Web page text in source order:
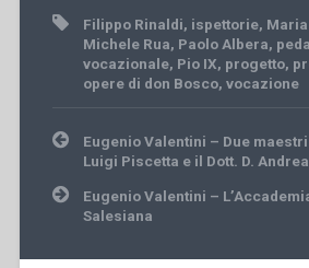
Filippo Rinaldi, ispettorie,
Michele Rua, Paolo Albera,
vocazionale, Pio IX, progetto,
opere di don Bosco, vocazione
Post
navigation
Eugenio Valentini – Due
Luigi Piscetta e il Dott. D.
Eugenio Valentini –
Salesiana